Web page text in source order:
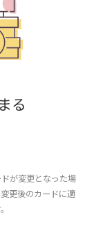
る
が変更となった場
更後のカードに適